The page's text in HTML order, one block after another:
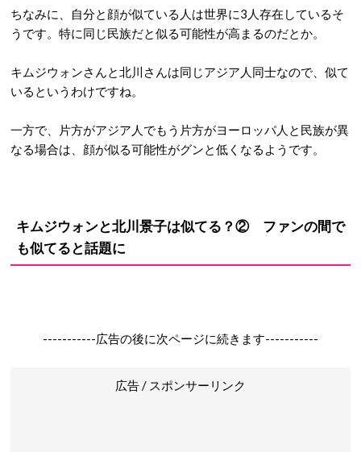
ちなみに、自分と顔が似ている人は世界に3人存在しているそ
うです。特に同じ民族だと似る可能性が高まるのだとか。
キムジウォンさんと北川さんは同じアジア人同士なので、似て
いるというわけですね。
一方で、片方がアジア人でもう片方がヨーロッパ人と民族が異
なる場合は、顔が似る可能性がグンと低くなるようです。
キムジウォンと北川景子は似てる？② ファンの間で
も似てると話題に
-----------広告の後に次ページに続きます-----------
広告 / スポンサーリンク